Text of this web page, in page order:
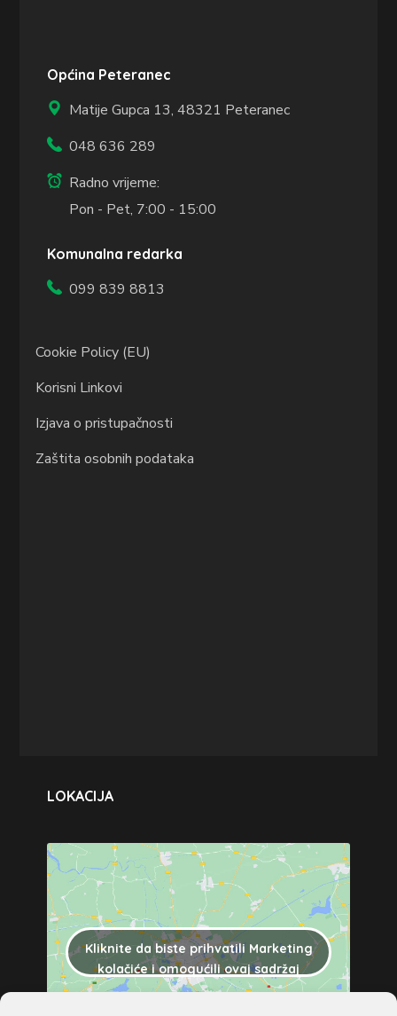
Općina Peteranec
Matije Gupca 13,48321 Peteranec
048 636 289
Radno vrijeme:
Pon - Pet, 7:00 - 15:00
Komunalna redarka
099 839 8813
Cookie Policy (EU)
Korisni Linkovi
Izjava o pristupačnosti
Zaštita osobnih podataka
LOKACIJA
Kliknite da biste prihvatili Marketing
kolačiće i omogućili ovaj sadržaj